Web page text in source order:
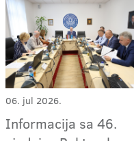
06. jul 2026.
Informacija sa 46.